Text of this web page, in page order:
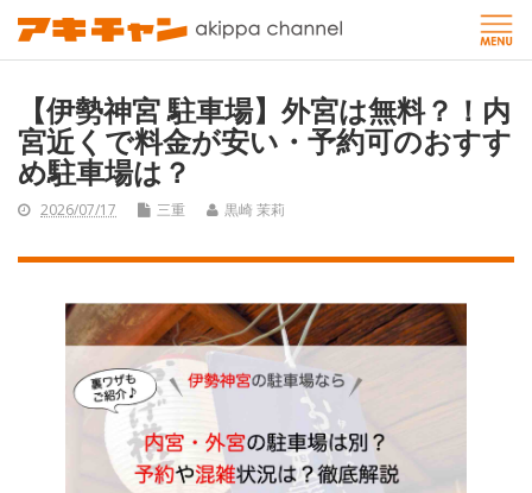
【伊勢神宮 駐車場】外宮は無料？！内
宮近くで料金が安い・予約可のおすす
め駐車場は？
2026/07/17 三重 黒崎 茉莉